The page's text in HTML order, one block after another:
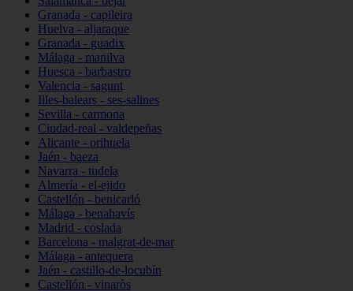
Granada - capileira
Huelva - aljaraque
Granada - guadix
Málaga - manilva
Huesca - barbastro
Valencia - sagunt
Illes-balears - ses-salines
Sevilla - carmona
Ciudad-real - valdepeñas
Alicante - orihuela
Jaén - baeza
Navarra - tudela
Almería - el-ejido
Castellón - benicarló
Málaga - benahavís
Madrid - coslada
Barcelona - malgrat-de-mar
Málaga - antequera
Jaén - castillo-de-locubín
Castellón - vinaròs